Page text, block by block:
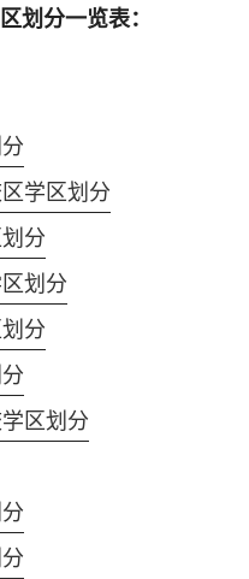
划分一览表：
学区划分
分
划分
分
区划分